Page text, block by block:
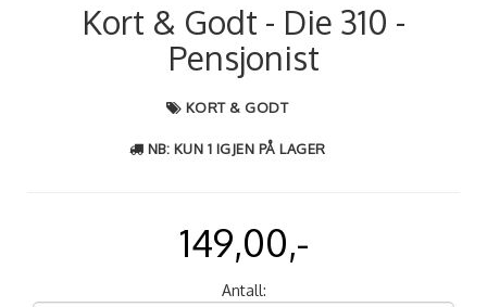
Kort & Godt - Die 310 -
Pensjonist
KORT & GODT
NB: KUN 1 IGJEN PÅ LAGER
149,00,-
Antall: